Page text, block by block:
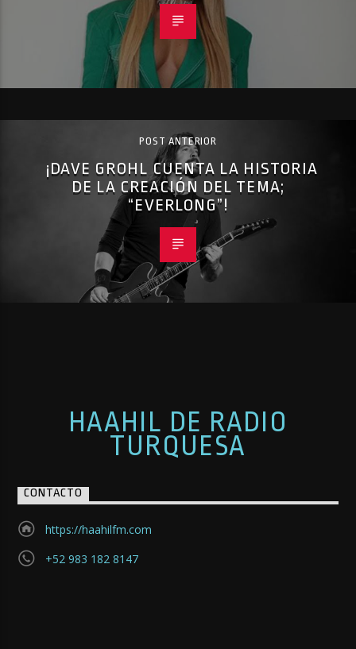
POST ANTERIOR
¡DAVE GROHL CUENTA LA HISTORIA
DE LA CREACIÓN DEL TEMA;
“EVERLONG”!
HAAHIL DE RADIO
TURQUESA
CONTACTO
https://haahilfm.com
+52 983 182 8147